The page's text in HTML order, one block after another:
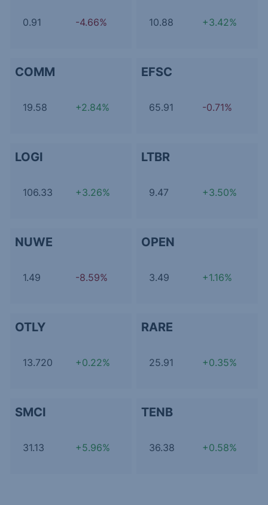
0.91 -4.66% 10.88 +3.42%
COMM
19.58 +2.84%
EFSC
65.91 -0.71%
LOGI
106.33 +3.26%
LTBR
9.47 +3.50%
NUWE
1.49 -8.59%
OPEN
3.49 +1.16%
OTLY
13.720 +0.22%
RARE
25.91 +0.35%
SMCI
31.13 +5.96%
TENB
36.38 +0.58%